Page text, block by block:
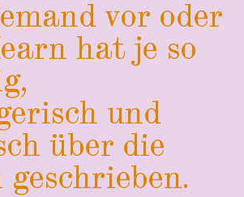
vor oder
hat je so
und
über die